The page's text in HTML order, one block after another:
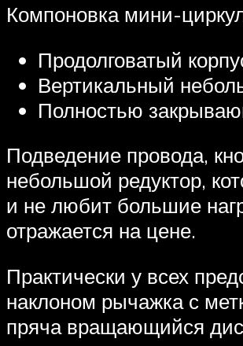
Компоновка мини-
Продолговатый
Вертикальный
Полностью
Подведение провода,
небольшой редуктор,
и не любит большие
отражается на цене.
Практически у всех
наклоном рычажка с
пряча вращающийся